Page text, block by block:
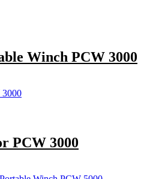
Winch PCW 3000
PCW 3000